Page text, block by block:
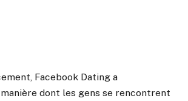
Facebook Dating a
dont les gens se rencontrent